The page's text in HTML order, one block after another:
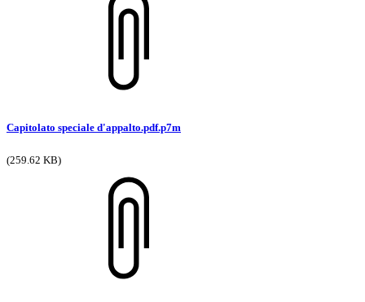
Capitolato speciale d'appalto.pdf.p7m
(259.62 KB)